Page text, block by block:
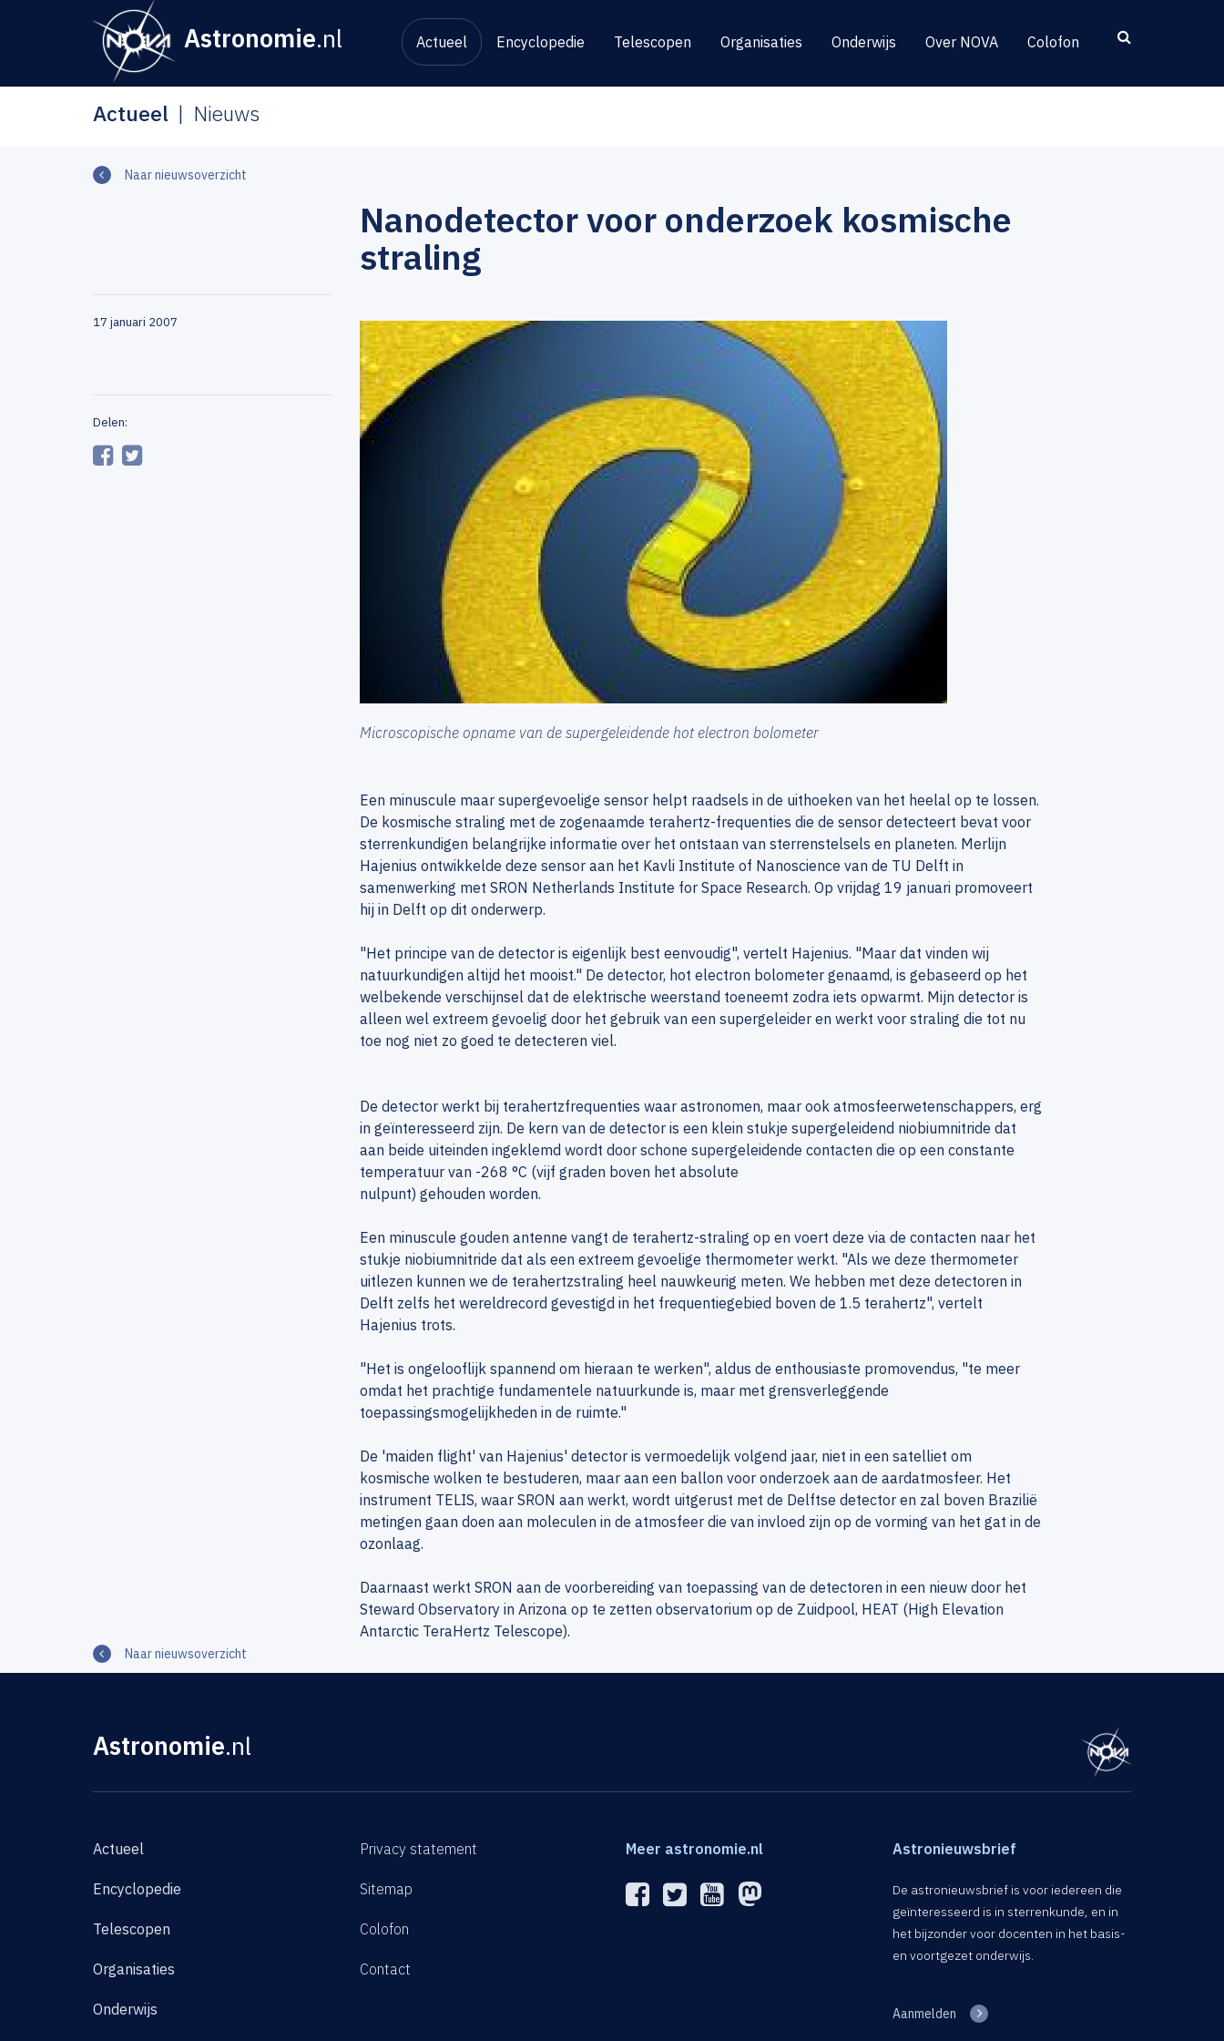
Astronomie.nl Actueel Encyclopedie Telescopen Organisaties Onderwijs Over NOVA Colofon
Actueel Nieuws
Naar nieuwsoverzicht
17 januari 2007
Delen:
Nanodetector voor onderzoek kosmische
straling
Microscopische opname van de supergeleidende hot electron bolometer
Een minuscule maar supergevoelige sensor helpt raadsels in de uithoeken van het heelal op te lossen.
De kosmische straling met de zogenaamde terahertz-frequenties die de sensor detecteert bevat voor
sterrenkundigen belangrijke informatie over het ontstaan van sterrenstelsels en planeten. Merlijn
Hajenius ontwikkelde deze sensor aan het Kavli Institute of Nanoscience van de TU Delft in
samenwerking met SRON Netherlands Institute for Space Research. Op vrijdag 19 januari promoveert
hij in Delft op dit onderwerp.
"Het principe van de detector is eigenlijk best eenvoudig", vertelt Hajenius. "Maar dat vinden wij
natuurkundigen altijd het mooist." De detector, hot electron bolometer genaamd, is gebaseerd op het
welbekende verschijnsel dat de elektrische weerstand toeneemt zodra iets opwarmt. Mijn detector is
alleen wel extreem gevoelig door het gebruik van een supergeleider en werkt voor straling die tot nu
toe nog niet zo goed te detecteren viel.
De detector werkt bij terahertzfrequenties waar astronomen, maar ook atmosfeerwetenschappers, erg
in geïnteresseerd zijn. De kern van de detector is een klein stukje supergeleidend niobiumnitride dat
aan beide uiteinden ingeklemd wordt door schone supergeleidende contacten die op een constante
temperatuur van -268 °C (vijf graden boven het absolute
nulpunt) gehouden worden.
Een minuscule gouden antenne vangt de terahertz-straling op en voert deze via de contacten naar het
stukje niobiumnitride dat als een extreem gevoelige thermometer werkt. "Als we deze thermometer
uitlezen kunnen we de terahertzstraling heel nauwkeurig meten. We hebben met deze detectoren in
Delft zelfs het wereldrecord gevestigd in het frequentiegebied boven de 1.5 terahertz", vertelt
Hajenius trots.
"Het is ongelooflijk spannend om hieraan te werken", aldus de enthousiaste promovendus, "te meer
omdat het prachtige fundamentele natuurkunde is, maar met grensverleggende
toepassingsmogelijkheden in de ruimte."
De 'maiden flight' van Hajenius' detector is vermoedelijk volgend jaar, niet in een satelliet om
kosmische wolken te bestuderen, maar aan een ballon voor onderzoek aan de aardatmosfeer. Het
instrument TELIS, waar SRON aan werkt, wordt uitgerust met de Delftse detector en zal boven Brazilië
metingen gaan doen aan moleculen in de atmosfeer die van invloed zijn op de vorming van het gat in de
ozonlaag.
Daarnaast werkt SRON aan de voorbereiding van toepassing van de detectoren in een nieuw door het
Steward Observatory in Arizona op te zetten observatorium op de Zuidpool, HEAT (High Elevation
Antarctic TeraHertz Telescope).
Naar nieuwsoverzicht
Astronomie.nl
Actueel
Encyclopedie
Telescopen
Organisaties
Onderwijs
Privacy statement
Sitemap
Colofon
Contact
Meer astronomie.nl Astronieuwsbrief
De astronieuwsbrief is voor iedereen die
geïnteresseerd is in sterrenkunde, en in
het bijzonder voor docenten in het basis-
en voortgezet onderwijs.
Aanmelden